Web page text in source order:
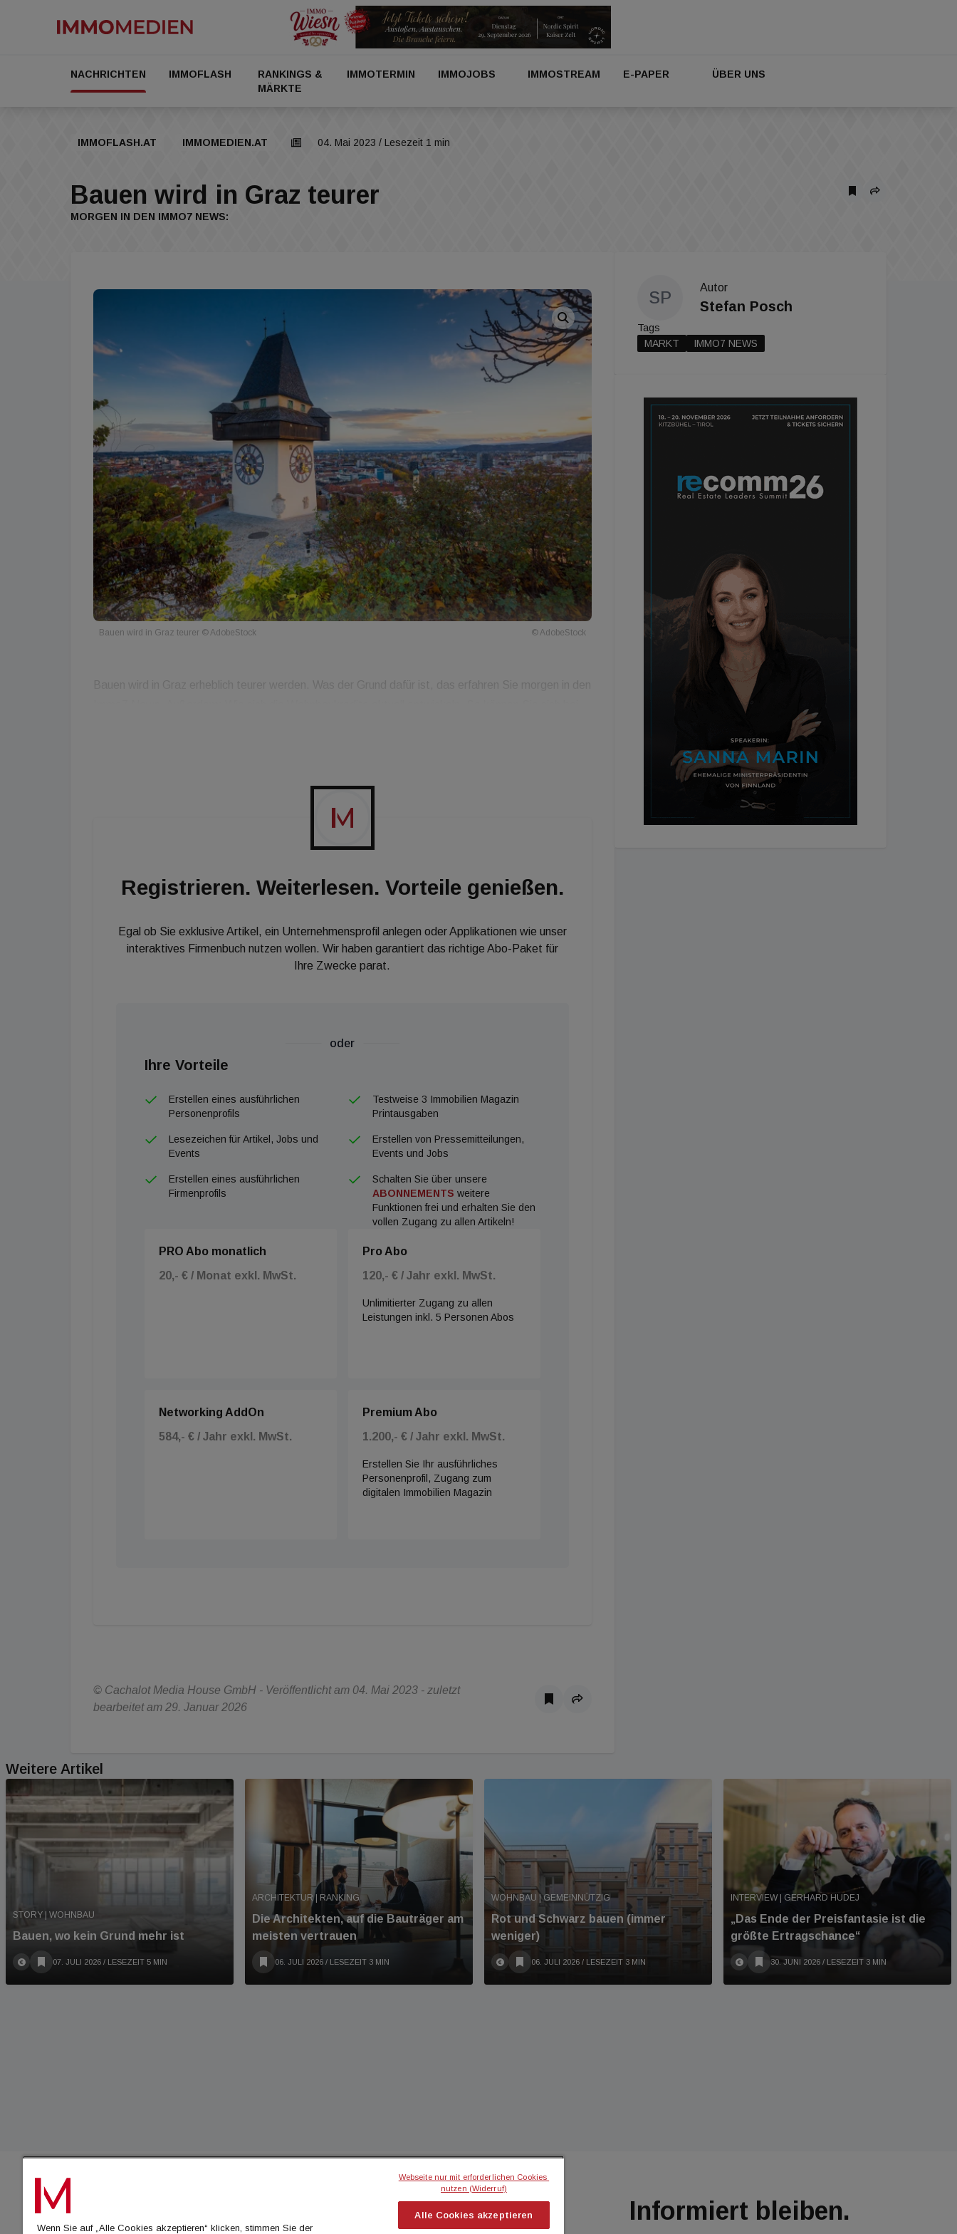
NACHRICHTEN IMMOFLASH
RANKINGS &
MÄRKTE
IMMOTERMIN IMMOJOBS IMMOSTREAM E-PAPER ÜBER UNS
IMMOFLASH.AT IMMOMEDIEN.AT 04. Mai 2023 / Lesezeit 1 min
Bauen wird in Graz teurer
MORGEN IN DEN IMMO7 NEWS:
Bauen wird in Graz teurer © AdobeStock © AdobeStock
Bauen wird in Graz erheblich teurer werden. Was der Grund dafür ist, das erfahren Sie morgen in den
Registrieren. Weiterlesen. Vorteile genießen.
Egal ob Sie exklusive Artikel, ein Unternehmensprofil anlegen oder Applikationen wie unser
interaktives Firmenbuch nutzen wollen. Wir haben garantiert das richtige Abo-Paket für
Ihre Zwecke parat.
oder
Ihre Vorteile
Erstellen eines ausführlichen
Personenprofils
Testweise 3 Immobilien Magazin
Printausgaben
Lesezeichen für Artikel, Jobs und
Events
Erstellen von Pressemitteilungen,
Events und Jobs
Erstellen eines ausführlichen
Firmenprofils
Schalten Sie über unsere
ABONNEMENTS weitere
Funktionen frei und erhalten Sie den
vollen Zugang zu allen Artikeln!
PRO Abo monatlich
20,- € / Monat exkl. MwSt.
Pro Abo
120,- € / Jahr exkl. MwSt.
Unlimitierter Zugang zu allen
Leistungen inkl. 5 Personen Abos
Networking AddOn
584,- € / Jahr exkl. MwSt.
Premium Abo
1.200,- € / Jahr exkl. MwSt.
Erstellen Sie Ihr ausführliches
Personenprofil, Zugang zum
digitalen Immobilien Magazin
© Cachalot Media House GmbH - Veröffentlicht am 04. Mai 2023 - zuletzt
bearbeitet am 29. Januar 2026
SP
Autor
Stefan Posch
Tags
MARKT
IMMO7 NEWS
Weitere Artikel
STORY | WOHNBAU
Bauen, wo kein Grund mehr ist
07. JULI 2026 / LESEZEIT 5 MIN
ARCHITEKTUR | RANKING
Die Architekten, auf die Bauträger am
meisten vertrauen
06. JULI 2026 / LESEZEIT 3 MIN
WOHNBAU | GEMEINNÜTZIG
Rot und Schwarz bauen (immer
weniger)
06. JULI 2026 / LESEZEIT 3 MIN
INTERVIEW | GERHARD HUDEJ
„Das Ende der Preisfantasie ist die
größte Ertragschance“
30. JUNI 2026 / LESEZEIT 3 MIN
IMMOBILIEN MAGAZINICH MÖCHTE... Informiert bleiben.
Wenn Sie auf „Alle Cookies akzeptieren“ klicken, stimmen Sie der
Webseite nur mit erforderlichen Cookies
nutzen (Widerruf)
Alle Cookies akzeptieren